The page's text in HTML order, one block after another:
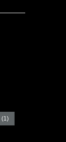
(1)